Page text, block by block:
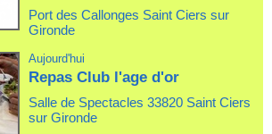
Port des Callonges Saint Ciers sur
Gironde
Aujourd'hui
Repas Club l'age d'or
Salle de Spectacles 33820 Saint Ciers
sur Gironde